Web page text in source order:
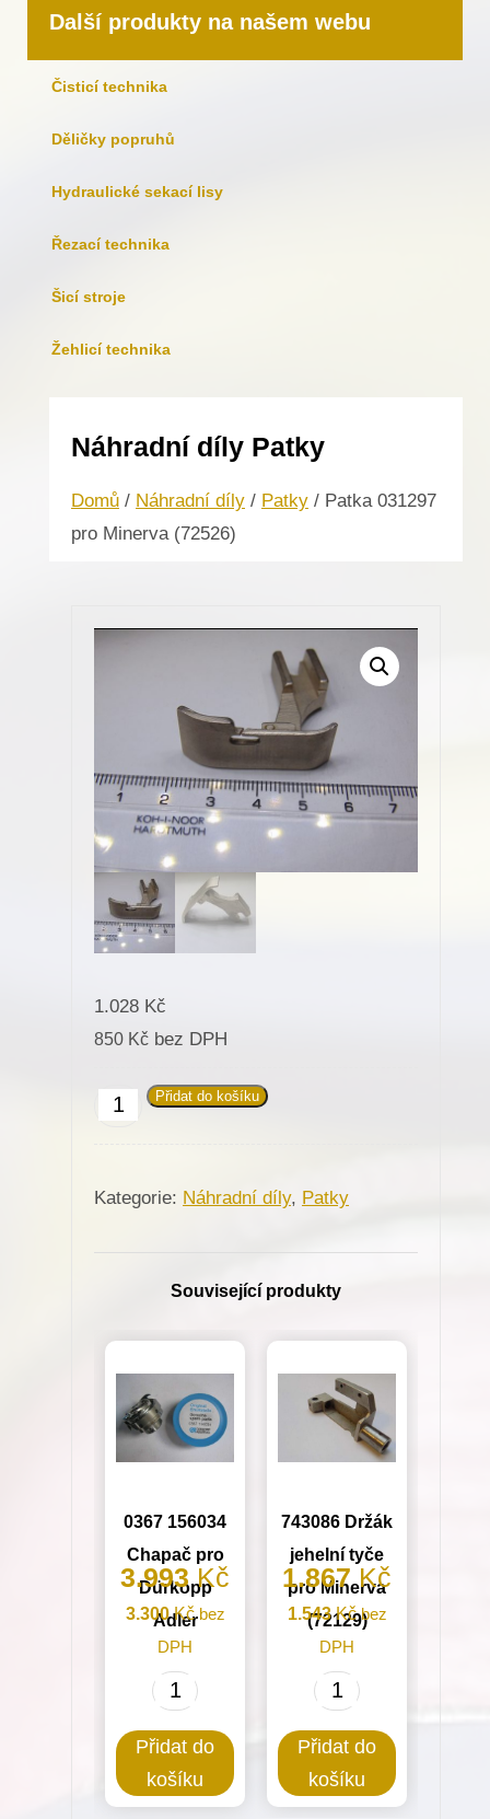
Další produkty na našem webu
Čisticí technika
Děličky popruhů
Hydraulické sekací lisy
Řezací technika
Šicí stroje
Žehlicí technika
Náhradní díly Patky
Domů / Náhradní díly / Patky / Patka 031297
pro Minerva (72526)
1.028 Kč
850 Kč bez DPH
Patka
Minerva
Přidat do košíku
Kategorie: Náhradní díly, Patky
Související produkty
0367 156034
Chapač pro
Dürkopp
Adler
3.993Kč
3.300Kčbez
DPH
0367
Chapač
pro
Přidat do
košíku
743086 Držák
jehelní tyče
pro Minerva
(72129)
1.867Kč
1.543Kčbez
DPH
743086
jehelní
tyče
Přidat do
košíku